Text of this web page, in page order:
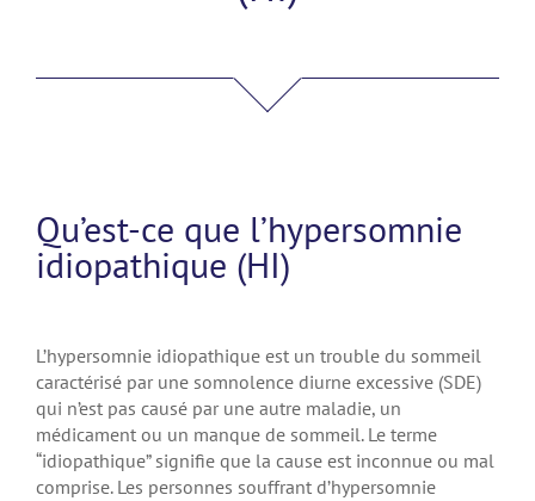
Qu’est-ce que l’hypersomnie
idiopathique (HI)
L’hypersomnie idiopathique est un trouble du sommeil
caractérisé par une somnolence diurne excessive (SDE)
qui n’est pas causé par une autre maladie, un
médicament ou un manque de sommeil. Le terme
“idiopathique” signifie que la cause est inconnue ou mal
comprise. Les personnes souffrant d’hypersomnie